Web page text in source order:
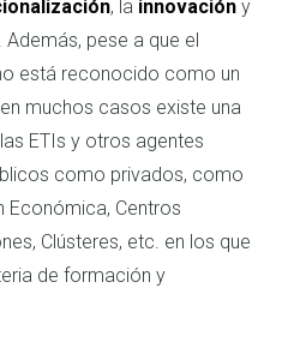
, la innovación y
. Además, pese a que el
está reconocido como un
muchos casos existe una
ETIs y otros agentes
como privados, como
Económica, Centros
Clústeres, etc. en los que
de formación y